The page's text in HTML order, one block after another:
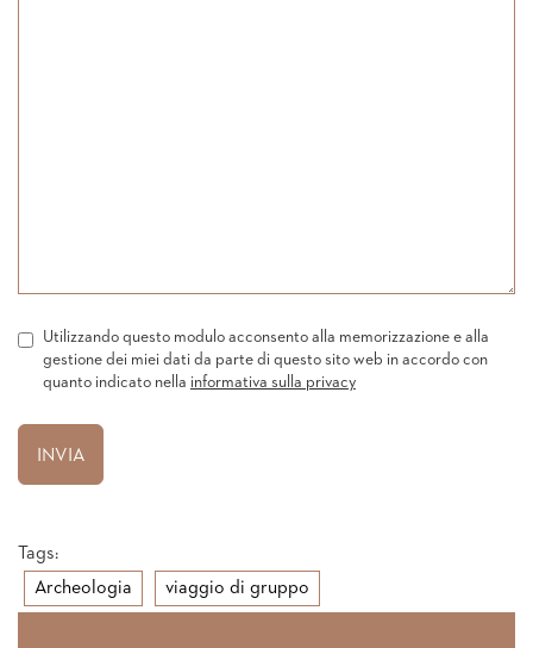
Utilizzando questo modulo acconsento alla memorizzazione e alla
gestione dei miei dati da parte di questo sito web in accordo con
quanto indicato nella informativa sulla privacy
Tags:
Archeologia
viaggio di gruppo